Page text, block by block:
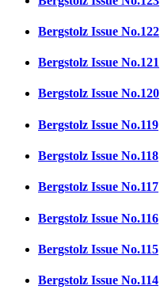
Bergstolz Issue No.122
Bergstolz Issue No.121
Bergstolz Issue No.120
Bergstolz Issue No.119
Bergstolz Issue No.118
Bergstolz Issue No.117
Bergstolz Issue No.116
Bergstolz Issue No.115
Bergstolz Issue No.114